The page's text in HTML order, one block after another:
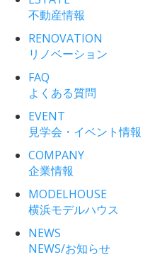
不動産情報
RENOVATION
リノベーション
FAQ
よくある質問
EVENT
見学会・イベント情報
COMPANY
企業情報
MODELHOUSE
横浜モデルハウス
NEWS
NEWS/お知らせ